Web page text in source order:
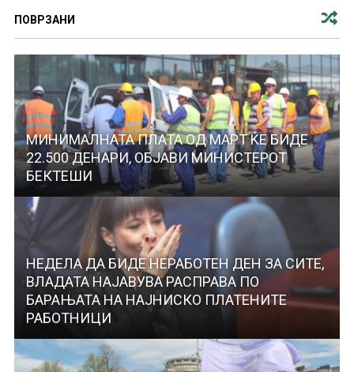
ПОВРЗАНИ
МИНИМАЛНАТА ПЛАТА ОД МАРТ ЌЕ БИДЕ
22.500 ДЕНАРИ, ОБЈАВИ МИНИСТЕРОТ
БЕКТЕШИ
НЕДЕЛА ДА БИДЕ НЕРАБОТЕН ДЕН ЗА СИТЕ,
ВЛАДАТА НАЈАВУВА РАСПРАВА ПО
БАРАЊАТА НА НАЈНИСКО ПЛАТЕНИТЕ
РАБОТНИЦИ